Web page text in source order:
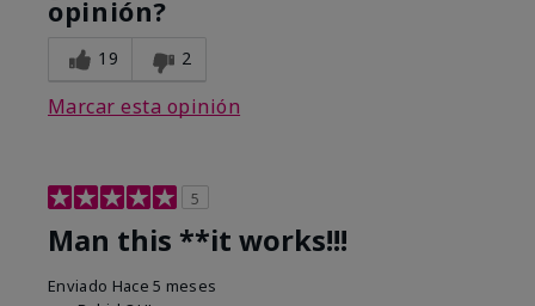
opinión?
19 2
Marcar esta opinión
5
Man this **it works!!!
Enviado Hace 5 meses